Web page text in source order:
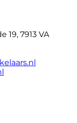
19, 7913 VA